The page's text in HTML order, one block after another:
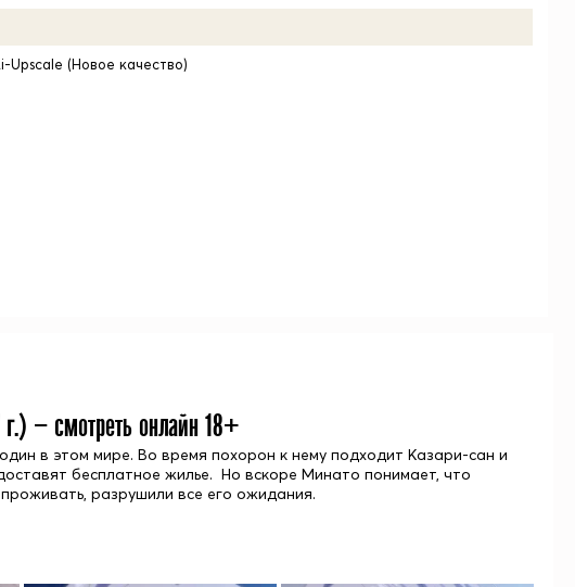
Upscale (Новое качество)
г.) — смотреть онлайн 18+
в этом мире. Во время похорон к нему подходит Казари-сан и
бесплатное жилье. Но вскоре Минато понимает, что
разрушили все его ожидания.